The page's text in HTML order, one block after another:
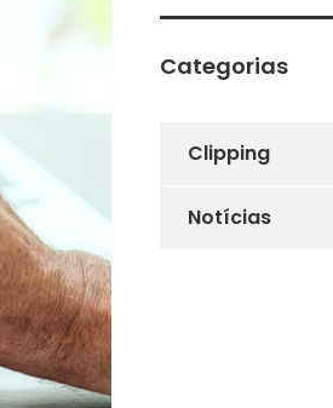
Categorias
Clipping
Notícias